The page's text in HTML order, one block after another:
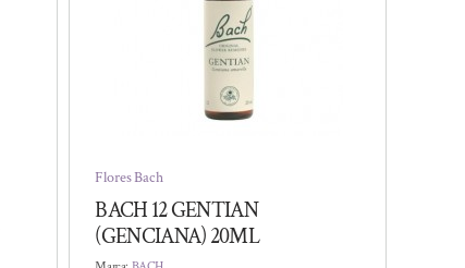
Flores Bach
BACH 12 GENTIAN
(GENCIANA) 20ML